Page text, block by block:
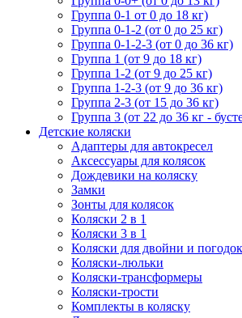
Группа 0-1 от 0 до 18 кг)
Группа 0-1-2 (от 0 до 25 кг)
Группа 0-1-2-3 (от 0 до 36 кг)
Группа 1 (от 9 до 18 кг)
Группа 1-2 (от 9 до 25 кг)
Группа 1-2-3 (от 9 до 36 кг)
Группа 2-3 (от 15 до 36 кг)
Группа 3 (от 22 до 36 кг -
Детские коляски
Адаптеры для автокресел
Аксессуары для колясок
Дождевики на коляску
Замки
Зонты для колясок
Коляски 2 в 1
Коляски 3 в 1
Коляски для двойни и погодок
Коляски-люльки
Коляски-трансформеры
Коляски-трости
Комплекты в коляску